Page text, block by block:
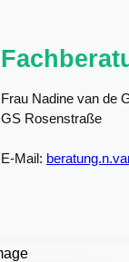
Frau Nadine van de
GS Rosenstraße
E-Mail: